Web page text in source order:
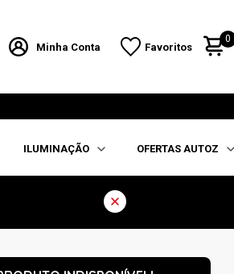
Minha Conta Favoritos
0
ILUMINAÇÃO OFERTAS AUTOZ